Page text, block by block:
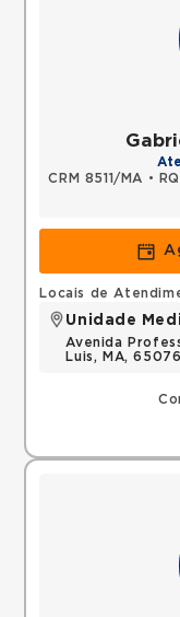
CRM 8511/MA •
Locais de
Unidade
Avenida
Luis, MA,